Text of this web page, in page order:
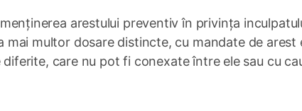
arestului preventiv în privința
mai multor dosare distincte, cu mandate de arest
care nu pot fi conexate între ele sau cu